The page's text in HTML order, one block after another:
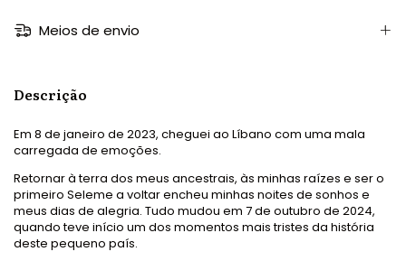
Meios de envio
Descrição
Em 8 de janeiro de 2023, cheguei ao Líbano com uma mala
carregada de emoções.
Retornar à terra dos meus ancestrais, às minhas raízes e ser o
primeiro Seleme a voltar encheu minhas noites de sonhos e
meus dias de alegria. Tudo mudou em 7 de outubro de 2024,
quando teve início um dos momentos mais tristes da história
deste pequeno país.